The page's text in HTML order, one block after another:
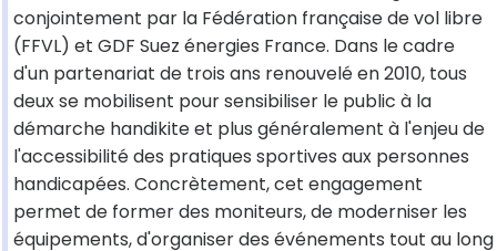
conjointement par la Fédération française de vol libre
(FFVL) et GDF Suez énergies France. Dans le cadre
d'un partenariat de trois ans renouvelé en 2010, tous
deux se mobilisent pour sensibiliser le public à la
démarche handikite et plus généralement à l'enjeu de
l'accessibilité des pratiques sportives aux personnes
handicapées. Concrètement, cet engagement
permet de former des moniteurs, de moderniser les
équipements, d'organiser des événements tout au long